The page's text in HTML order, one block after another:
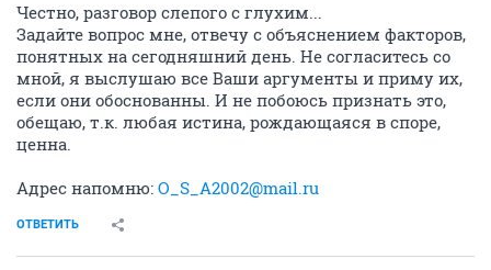
Честно, разговор слепого с глухим...
Задайте вопрос мне, отвечу с объяснением факторов,
понятных на сегодняшний день. Не согласитесь со
мной, я выслушаю все Ваши аргументы и приму их,
если они обоснованны. И не побоюсь признать это,
обещаю, т.к. любая истина, рождающаяся в споре,
ценна.
Адрес напомню: O_S_A2002@mail.ru
ОТВЕТИТЬ